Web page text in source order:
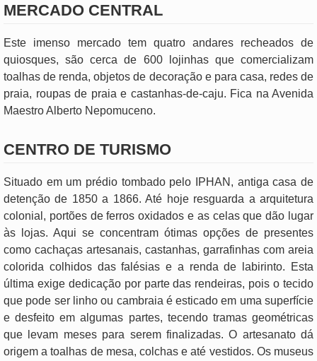
MERCADO CENTRAL
Este imenso mercado tem quatro andares recheados de
quiosques, são cerca de 600 lojinhas que comercializam
toalhas de renda, objetos de decoração e para casa, redes de
praia, roupas de praia e castanhas-de-caju. Fica na Avenida
Maestro Alberto Nepomuceno.
CENTRO DE TURISMO
Situado em um prédio tombado pelo IPHAN, antiga casa de
detenção de 1850 a 1866. Até hoje resguarda a arquitetura
colonial, portões de ferros oxidados e as celas que dão lugar
às lojas. Aqui se concentram ótimas opções de presentes
como cachaças artesanais, castanhas, garrafinhas com areia
colorida colhidos das falésias e a renda de labirinto. Esta
última exige dedicação por parte das rendeiras, pois o tecido
que pode ser linho ou cambraia é esticado em uma superfície
e desfeito em algumas partes, tecendo tramas geométricas
que levam meses para serem finalizadas. O artesanato dá
origem a toalhas de mesa, colchas e até vestidos. Os museus